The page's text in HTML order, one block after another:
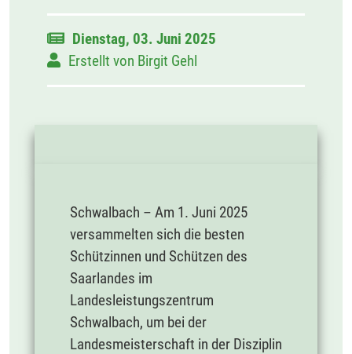
Dienstag, 03. Juni 2025
Erstellt von Birgit Gehl
Schwalbach – Am 1. Juni 2025
versammelten sich die besten
Schützinnen und Schützen des
Saarlandes im
Landesleistungszentrum
Schwalbach, um bei der
Landesmeisterschaft in der Disziplin